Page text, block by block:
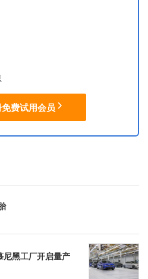
费试用会员
黑工厂开启量产